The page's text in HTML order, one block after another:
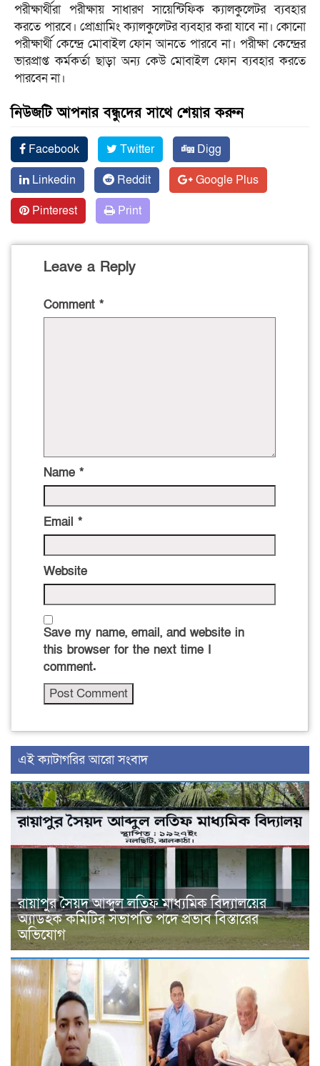
পরীক্ষার্থীরা পরীক্ষায় সাধারণ সায়েন্টিফিক ক্যালকুলেটর ব্যবহার
করতে পারবে। প্রোগ্রামিং ক্যালকুলেটর ব্যবহার করা যাবে না। কোনো
পরীক্ষার্থী কেন্দ্রে মোবাইল ফোন আনতে পারবে না। পরীক্ষা কেন্দ্রের
ভারপ্রাপ্ত কর্মকর্তা ছাড়া অন্য কেউ মোবাইল ফোন ব্যবহার করতে
পারবেন না।
নিউজটি আপনার বন্ধুদের সাথে শেয়ার করুন
Facebook Twitter
Digg
Linkedin
Reddit
Google Plus
Pinterest
Print
Leave a Reply
Comment *
Name *
Email *
Website
Save my name, email, and website in
this browser for the next time I
comment.
‍এই ক্যাটাগরির ‍আরো সংবাদ
রায়াপুর সৈয়দ আব্দুল লতিফ মাধ্যমিক বিদ্যালয়ের
অ্যাডহক কমিটির সভাপতি পদে প্রভাব বিস্তারের
অভিযোগ